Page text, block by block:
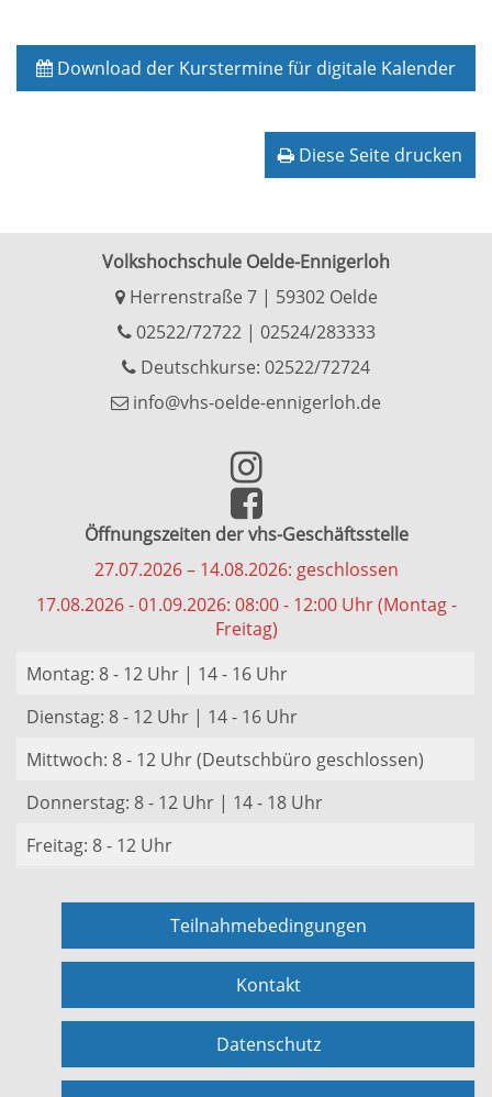
Download der Kurstermine für digitale Kalender
Diese Seite drucken
Volkshochschule Oelde-Ennigerloh
Herrenstraße 7 | 59302 Oelde
02522/72722| 02524/283333
Deutschkurse: 02522/72724
info@vhs-oelde-ennigerloh.de
Öffnungszeiten der vhs-Geschäftsstelle
27.07.2026 – 14.08.2026: geschlossen
17.08.2026 - 01.09.2026: 08:00 - 12:00 Uhr (Montag -
Freitag)
Montag: 8 - 12 Uhr | 14 - 16 Uhr
Dienstag: 8 - 12 Uhr | 14 - 16 Uhr
Mittwoch: 8 - 12 Uhr (Deutschbüro geschlossen)
Donnerstag: 8 - 12 Uhr | 14 - 18 Uhr
Freitag: 8 - 12 Uhr
Teilnahmebedingungen
Kontakt
Datenschutz